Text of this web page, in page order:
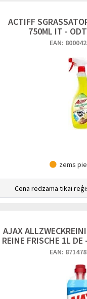
ACTIFF
750ML IT -
EAN:
zems
Cena redzama tikai
AJAX
REINE FRISCHE 1L
EAN: